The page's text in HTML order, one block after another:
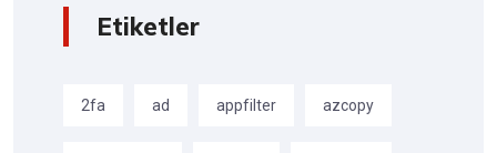
Etiketler
2fa ad appfilter azcopy